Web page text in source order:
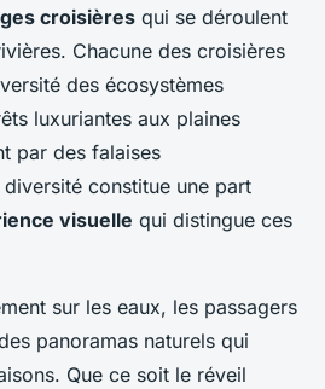
croisières qui se déroulent
Chacune des croisières
des écosystèmes
luxuriantes aux plaines
par des falaises
constitue une part
visuelle qui distingue ces
sur les eaux, les passagers
panoramas naturels qui
Que ce soit le réveil